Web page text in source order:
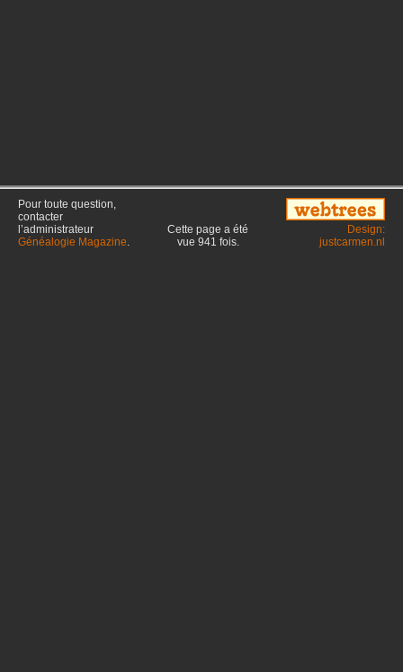
Pour toute question,
contacter
l’administrateur
Généalogie Magazine.
Cette page a été
vue 941 fois.
Design:
justcarmen.nl